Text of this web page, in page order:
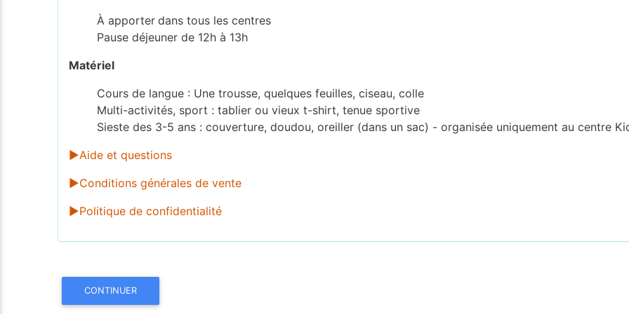
À apporter dans tous les centres
Pause déjeuner de 12h à 13h
Matériel
Cours de langue : Une trousse, quelques feuilles, ciseau, colle
Multi-activités, sport : tablier ou vieux t-shirt, tenue sportive
Sieste des 3-5 ans : couverture, doudou, oreiller (dans un sac) - organisée uniquement au centre
►Aide et questions
►Conditions générales de vente
►Politique de confidentialité
CONTINUER